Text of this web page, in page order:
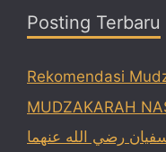
Posting Terbaru
Rekomendasi
MUDZAKARAH
رضي الله عنهما